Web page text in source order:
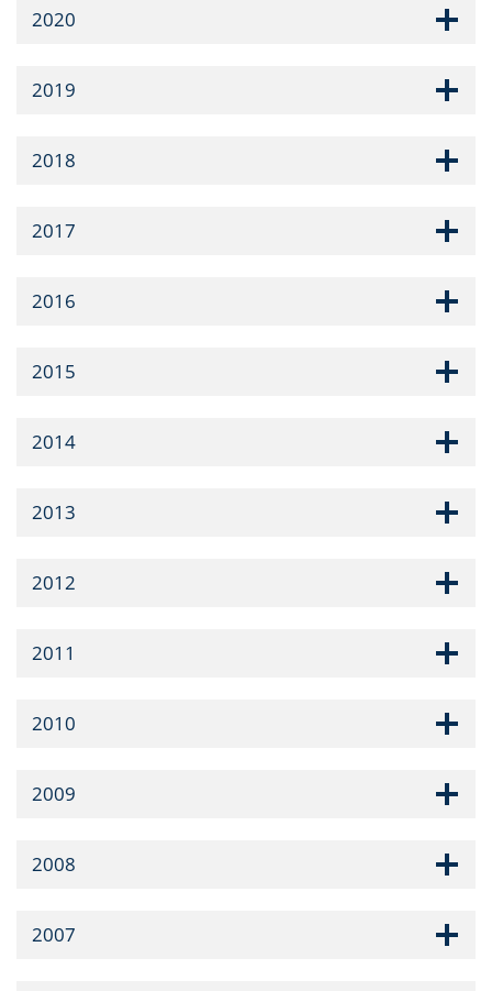
2020
2019
2018
2017
2016
2015
2014
2013
2012
2011
2010
2009
2008
2007